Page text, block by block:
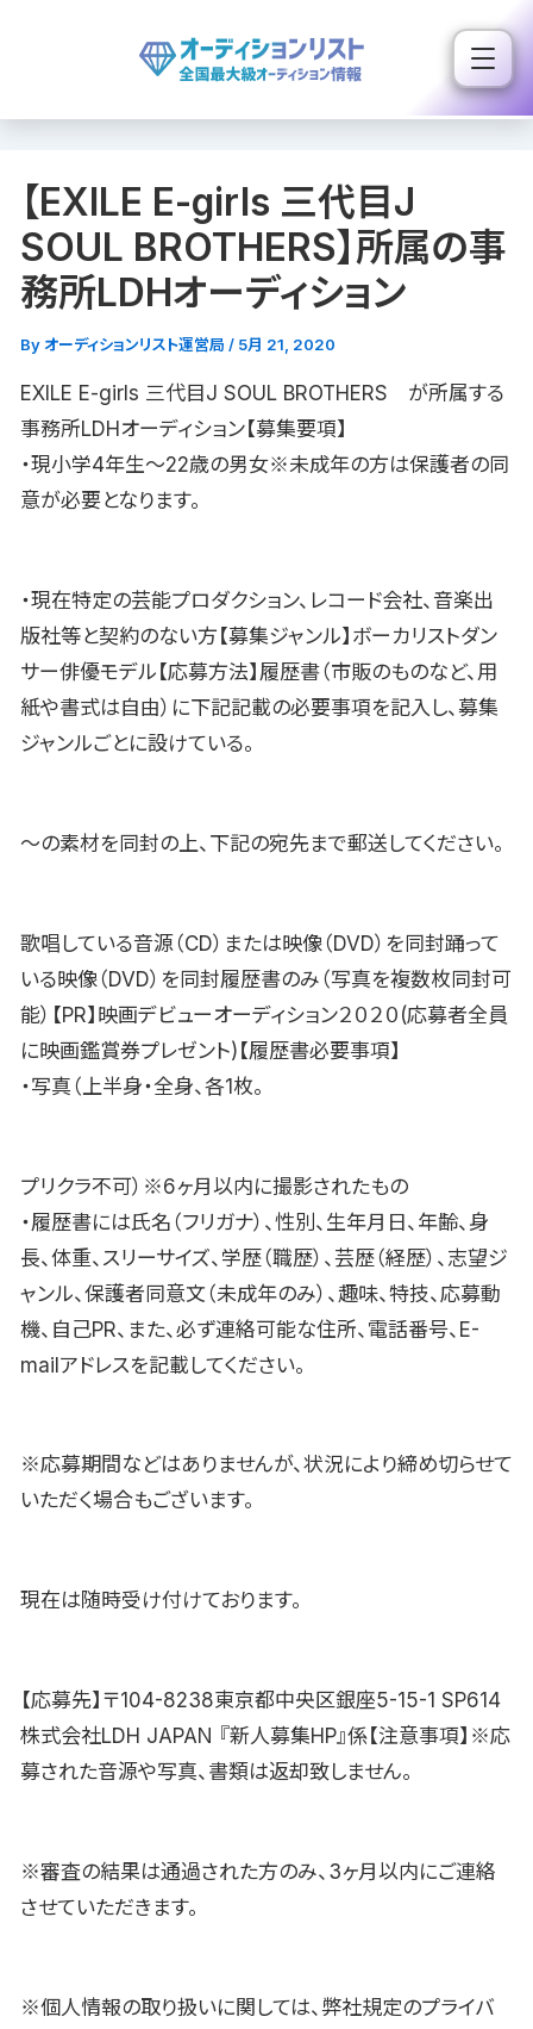
ス
【EXILE E-girls 三代目J
SOUL BROTHERS】所属の事
務所LDHオーディション
By オーディションリスト運営局 / 5月 21, 2020
EXILE E-girls 三代目J SOUL BROTHERS が所属する
事務所LDHオーディション【募集要項】
・現小学4年生〜22歳の男女※未成年の方は保護者の同
意が必要となります。
・現在特定の芸能プロダクション、レコード会社、音楽出
版社等と契約のない方【募集ジャンル】ボーカリストダン
サー俳優モデル【応募方法】履歴書（市販のものなど、用
紙や書式は自由）に下記記載の必要事項を記入し、募集
ジャンルごとに設けている。
〜の素材を同封の上、下記の宛先まで郵送してください。
歌唱している音源（CD）または映像（DVD）を同封踊って
いる映像（DVD）を同封履歴書のみ（写真を複数枚同封可
能）【PR】映画デビューオーディション２０２０(応募者全員
に映画鑑賞券プレゼント)【履歴書必要事項】
・写真（上半身・全身、各1枚。
プリクラ不可）※6ヶ月以内に撮影されたもの
・履歴書には氏名（フリガナ）、性別、生年月日、年齢、身
長、体重、スリーサイズ、学歴（職歴）、芸歴（経歴）、志望ジ
ャンル、保護者同意文（未成年のみ）、趣味、特技、応募動
機、自己PR、また、必ず連絡可能な住所、電話番号、E-
mailアドレスを記載してください。
※応募期間などはありませんが、状況により締め切らせて
いただく場合もございます。
現在は随時受け付けております。
【応募先】〒104-8238東京都中央区銀座5-15-1 SP614
株式会社LDH JAPAN 『新人募集HP』係【注意事項】※応
募された音源や写真、書類は返却致しません。
※審査の結果は通過された方のみ、3ヶ月以内にご連絡
させていただきます。
※個人情報の取り扱いに関しては、弊社規定のプライバ